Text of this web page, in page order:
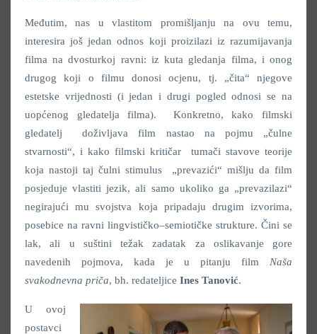
Međutim, nas u vlastitom promišljanju na ovu temu,
interesira još jedan odnos koji proizilazi iz razumijavanja
filma na dvosturkoj ravni: iz kuta gledanja filma, i onog
drugog koji o filmu donosi ocjenu, tj. „čita“ njegove
estetske vrijednosti (i jedan i drugi pogled odnosi se na
uopćenog gledatelja filma). Konkretno, kako filmski
gledatelj doživljava film nastao na pojmu „čulne
stvarnosti“, i kako filmski kritičar tumači stavove teorije
koja nastoji taj čulni stimulus „prevazići“ mišlju da film
posjeduje vlastiti jezik, ali samo ukoliko ga „prevazilazi“
negirajući mu svojstva koja pripadaju drugim izvorima,
posebice na ravni lingvističko–semiotičke strukture. Čini se
lak, ali u suštini težak zadatak za oslikavanje gore
navedenih pojmova, kada je u pitanju film Naša
svakodnevna priča, bh. redateljice Ines Tanović.
U ovoj
postavci